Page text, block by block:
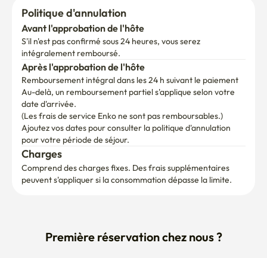
Politique d'annulation
Avant l'approbation de l'hôte
S'il n'est pas confirmé sous 24 heures, vous serez
intégralement remboursé.
Après l'approbation de l'hôte
Remboursement intégral dans les 24 h suivant le paiement
Au-delà, un remboursement partiel s'applique selon votre
date d'arrivée.
(Les frais de service Enko ne sont pas remboursables.)
Ajoutez vos dates pour consulter la politique d'annulation
pour votre période de séjour.
Charges
Comprend des charges fixes. Des frais supplémentaires
peuvent s'appliquer si la consommation dépasse la limite.
Première réservation chez nous ?